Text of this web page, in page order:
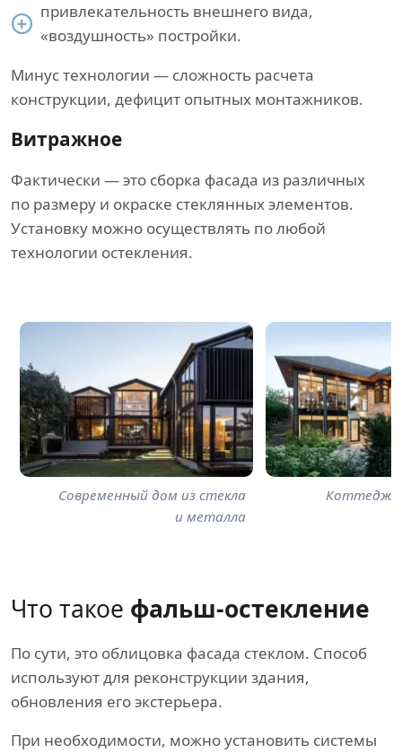
привлекательность внешнего вида,
«воздушность» постройки.
Минус технологии — сложность расчета
конструкции, дефицит опытных монтажников.
Витражное
Фактически — это сборка фасада из различных
по размеру и окраске стеклянных элементов.
Установку можно осуществлять по любой
технологии остекления.
Современный дом из стекла
и металла
Коттедж
Что такое фальш-остекление
По сути, это облицовка фасада стеклом. Способ
используют для реконструкции здания,
обновления его экстерьера.
При необходимости, можно установить системы